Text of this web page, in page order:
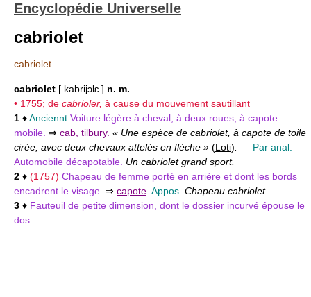
Encyclopédie Universelle
cabriolet
cabriolet
cabriolet [ kabrijɔlɛ ] n. m.
• 1755; de cabrioler, à cause du mouvement sautillant
1 ♦Anciennt Voiture légère à cheval, à deux roues, à capote
mobile. ⇒ cab tilbury. « Une espèce de cabriolet, à capote de toile
cirée, avec deux chevaux attelés en flèche » (Loti) — Par anal.
Automobile décapotable. Un cabriolet grand sport.
2 ♦ (1757) Chapeau de femme porté en arrière et dont les bords
encadrent le visage. ⇒ capote Appos. Chapeau cabriolet.
3 ♦ Fauteuil de petite dimension, dont le dossier incurvé épouse le
dos.